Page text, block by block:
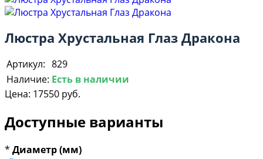
Люстра Хрустальная Глаз Дракона
Артикул: 829
Наличие: Есть в наличии
Цена: 17550 руб.
Доступные варианты
* Диаметр (мм)